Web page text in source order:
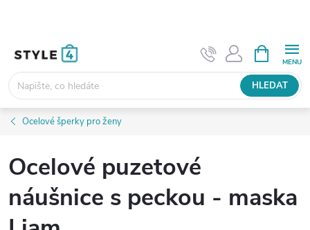
HLEDAT
NÁKUPNÍ
KOŠÍK
Ocelové šperky pro ženy
Ocelové puzetové
náušnice s peckou - maska